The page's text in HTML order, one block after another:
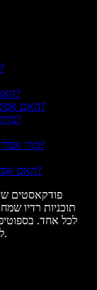
האם יש אזור מיוחד לפודקאסטים בספוטיפיי?
האם אפשר לשמוע פודקאסטים חינם בספוטיפיי?
האם אפשר להאזין לפודקאסטים בספוטיפיי בלי לשלם?
מדוע איני מצליח להאזין לפודקאסטים בספוטיפיי?
מהי אפליקציית הפודקאסטים הטובה ביותר לספוטיפיי?
האם אפשר לצפות בפודקאסטים עם וידאו בספוטיפיי?
פודקאסטים
תוכניות רדיו
לכל אחד.
לכל עניין. כך תוכל ליהנות מהפודקאסטים בספוטיפיי.